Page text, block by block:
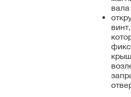
вала
винт,